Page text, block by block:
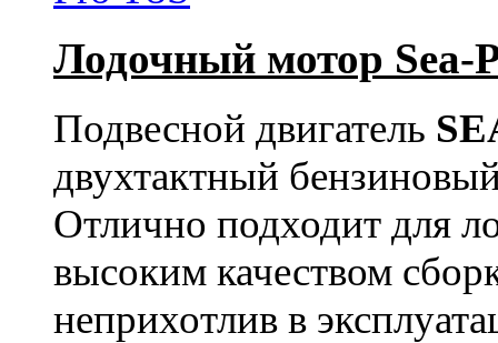
Лодочный мотор Sea-
Подвесной двигатель
двухтактный
Отлично подходит для
высоким качеством
неприхотлив в